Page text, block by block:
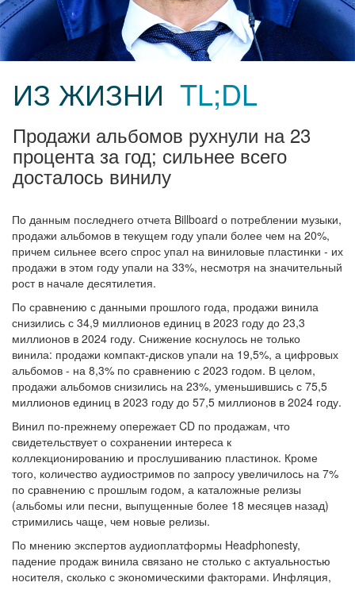
ИЗ ЖИЗНИ TL;DL
Продажи альбомов рухнули на 23
процента за год; сильнее всего
досталось винилу
По данным последнего отчета Billboard о потреблении музыки,
продажи альбомов в текущем году упали более чем на 20%,
причем сильнее всего спрос упал на виниловые пластинки - их
продажи в этом году упали на 33%, несмотря на значительный
рост в начале десятилетия.
По сравнению с данными прошлого года, продажи винила
снизились с 34,9 миллионов единиц в 2023 году до 23,3
миллионов в 2024 году. Снижение коснулось не только
винила: продажи компакт-дисков упали на 19,5%, а цифровых
альбомов - на 8,3% по сравнению с 2023 годом. В целом,
продажи альбомов снизились на 23%, уменьшившись с 75,5
миллионов единиц в 2023 году до 57,5 миллионов в 2024 году.
Винил по-прежнему опережает CD по продажам, что
свидетельствует о сохранении интереса к
коллекционированию и прослушиванию пластинок. Кроме
того, количество аудиостримов по запросу увеличилось на 7%
по сравнению с прошлым годом, а каталожные релизы
(альбомы или песни, выпущенные более 18 месяцев назад)
стримились чаще, чем новые релизы.
По мнению экспертов аудиоплатформы Headphonesty,
падение продаж винила связано не столько с актуальностью
носителя, сколько с экономическими факторами. Инфляция,